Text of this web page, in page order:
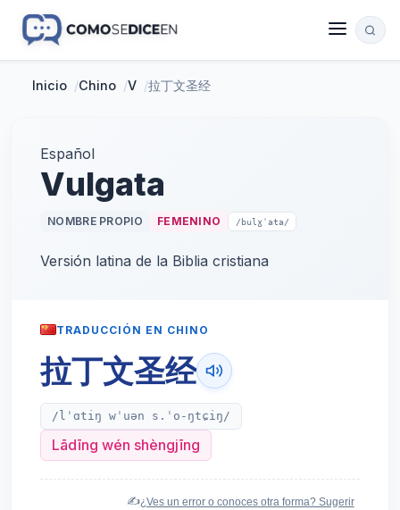
Inicio /Chino /V /拉丁文圣经
Español
Vulgata
NOMBRE PROPIO FEMENINO /bulɣˈata/
Versión latina de la Biblia cristiana
TRADUCCIÓN EN CHINO
拉丁文圣经
/lˈɑtiŋ wˈuən s.ˈo-ŋtɕiŋ/
Lādīng wén shèngjīng
✍️¿Ves un error o conoces otra forma? Sugerir